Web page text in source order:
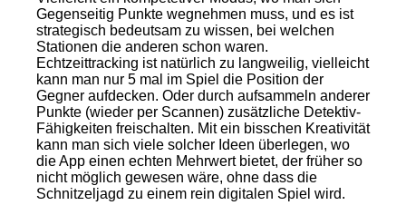
Gegenseitig Punkte wegnehmen muss, und es ist
strategisch bedeutsam zu wissen, bei welchen
Stationen die anderen schon waren.
Echtzeittracking ist natürlich zu langweilig, vielleicht
kann man nur 5 mal im Spiel die Position der
Gegner aufdecken. Oder durch aufsammeln anderer
Punkte (wieder per Scannen) zusätzliche Detektiv-
Fähigkeiten freischalten. Mit ein bisschen Kreativität
kann man sich viele solcher Ideen überlegen, wo
die App einen echten Mehrwert bietet, der früher so
nicht möglich gewesen wäre, ohne dass die
Schnitzeljagd zu einem rein digitalen Spiel wird.